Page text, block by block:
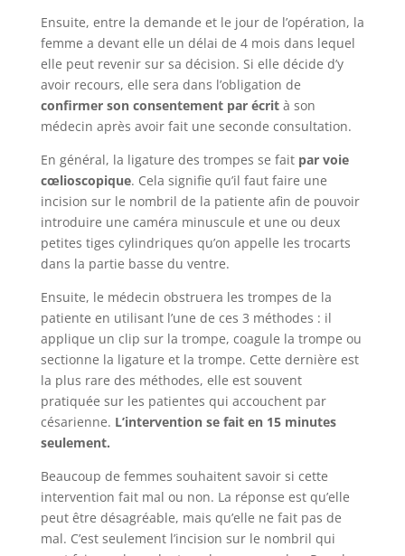
Ensuite, entre la demande et le jour de l’opération, la
femme a devant elle un délai de 4 mois dans lequel
elle peut revenir sur sa décision. Si elle décide d’y
avoir recours, elle sera dans l’obligation de
confirmer son consentement par écrit à son
médecin après avoir fait une seconde consultation.
En général, la ligature des trompes se fait par voie
cœlioscopique. Cela signifie qu’il faut faire une
incision sur le nombril de la patiente afin de pouvoir
introduire une caméra minuscule et une ou deux
petites tiges cylindriques qu’on appelle les trocarts
dans la partie basse du ventre.
Ensuite, le médecin obstruera les trompes de la
patiente en utilisant l’une de ces 3 méthodes : il
applique un clip sur la trompe, coagule la trompe ou
sectionne la ligature et la trompe. Cette dernière est
la plus rare des méthodes, elle est souvent
pratiquée sur les patientes qui accouchent par
césarienne. L’intervention se fait en 15 minutes
seulement.
Beaucoup de femmes souhaitent savoir si cette
intervention fait mal ou non. La réponse est qu’elle
peut être désagréable, mais qu’elle ne fait pas de
mal. C’est seulement l’incision sur le nombril qui